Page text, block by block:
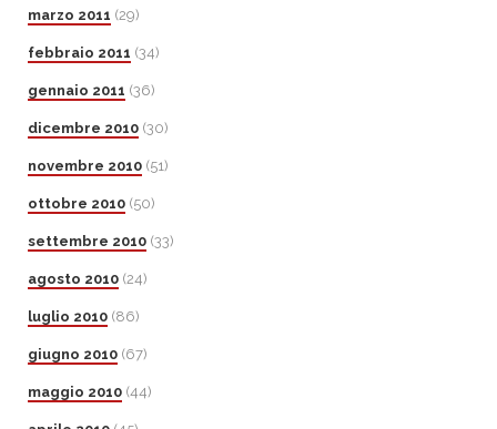
marzo 2011 (29)
febbraio 2011 (34)
gennaio 2011 (36)
dicembre 2010 (30)
novembre 2010 (51)
ottobre 2010 (50)
settembre 2010 (33)
agosto 2010 (24)
luglio 2010 (86)
giugno 2010 (67)
maggio 2010 (44)